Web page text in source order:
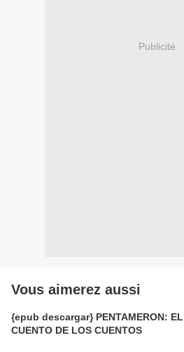
Publicité
Vous aimerez aussi
{epub descargar} PENTAMERON: EL
CUENTO DE LOS CUENTOS